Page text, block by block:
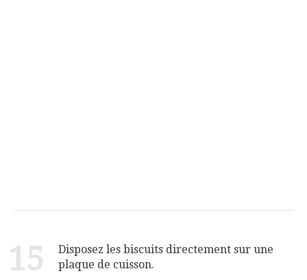
15
Disposez les biscuits directement sur une
plaque de cuisson.